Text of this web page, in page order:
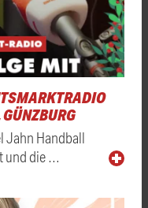
Jahn Handball
und die …